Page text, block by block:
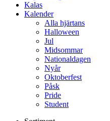
Kalas
Kalender
Alla hjärtans
Halloween
Jul
Midsommar
Nationaldagen
Nyår
Oktoberfest
Påsk
Pride
Student